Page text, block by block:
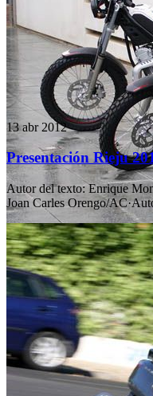
13 abr 2012
Presentación Rieju
Autor del texto: Enrique
Joan Carles Orengo/AC·